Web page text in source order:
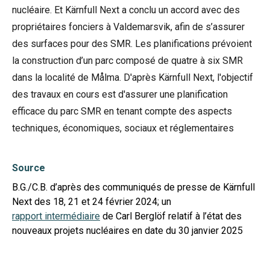
nucléaire. Et Kärnfull Next a conclu un accord avec des
propriétaires fonciers à Valdemarsvik, afin de s’assurer
des surfaces pour des SMR. Les planifications prévoient
la construction d’un parc composé de quatre à six SMR
dans la localité de Målma. D'après Kärnfull Next, l'objectif
des travaux en cours est d'assurer une planification
efficace du parc SMR en tenant compte des aspects
techniques, économiques, sociaux et réglementaires
Source
B.G./C.B. d’après des communiqués de presse de Kärnfull
Next des 18, 21 et 24 février 2024; un
rapport intermédiaire de Carl Berglöf relatif à l’état des
nouveaux projets nucléaires en date du 30 janvier 2025